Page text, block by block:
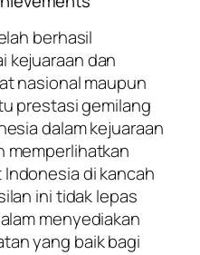
berhasil
kejuaraan dan
nasional maupun
prestasi gemilang
dalam kejuaraan
memperlihatkan
di kancah
ini tidak lepas
menyediakan
yang baik bagi